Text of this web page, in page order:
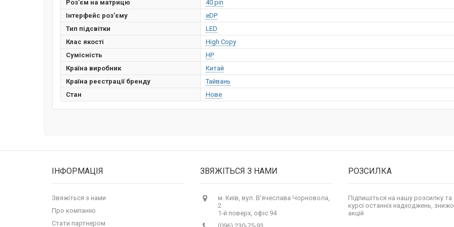
Роз'єм на матрицю
40 pin
Інтерфейс роз'єму
eDP
Тип підсвітки
LED
Клас якості
High Copy
Сумісність
HP
Країна виробник
Китай
Країна реєстрації бренду
Тайвань
Стан
Нове
ІНФОРМАЦІЯ
Звяжіться з нами
Про компанію
Стати партнером
ЗВЯЖІТЬСЯ З НАМИ
м. Київ, вул. В'ячеслава Чорновола,
2
1-й поверх, офіс 94
РОЗСИЛКА
Підпишіться на нашу розсилку та
курсі останніх надходжень,
акцій